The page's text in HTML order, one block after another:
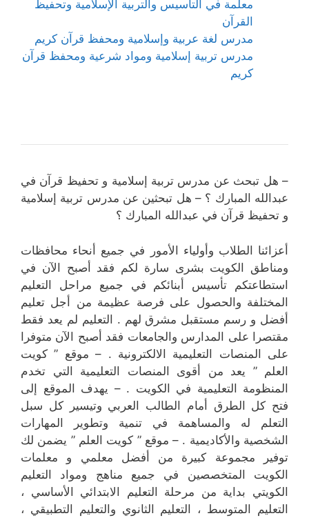
معلمة في التأسيس والتربية الإسلامية وتحفيظ
القرآن
مدرس لغة عربية وإسلامية ومحفظ قرآن كريم
مدرس تربية إسلامية ومواد شرعية ومحفظ قرآن
كريم
– هل تبحث عن مدرس تربية إسلامية و تحفيظ قرآن في
عبدالله المبارك ؟ – هل تبحثين عن مدرس تربية إسلامية
و تحفيظ قرآن في عبدالله المبارك ؟
أعزائنا الطلاب وأولياء الأمور في جميع أنحاء محافظات
ومناطق الكويت بشرى سارة لكم فقد أصبح الآن في
استطاعتكم تأسيس أبنائكم في جميع مراحل التعليم
المختلفة والحصول على فرصة عظيمة من أجل تعليم
أفضل و رسم مستقبل مشرق لهم . التعليم لم يعد فقط
مقتصرا على المدارس والجامعات فقد أصبح الآن متوفرا
على المنصات التعليمية الالكترونية . – موقع ” كويت
العلم ” يعد من أقوى المنصات التعليمية التي تخدم
المنظومة التعليمية في الكويت . – يهدف الموقع إلى
فتح كل الطرق أمام الطالب العربي وتيسير كل سبل
التعلم له والمساهمة في تنمية وتطوير المهارات
الشخصية والأكاديمية . – موقع ” كويت العلم ” يضمن لك
توفير مجموعة كبيرة من أفضل معلمي و معلمات
الكويت المتخصصين في جميع مناهج ومواد التعليم
الكويتي بداية من مرحلة التعليم الابتدائي الأساسي ،
التعليم المتوسط ، التعليم الثانوي والتعليم التطبيقي ،